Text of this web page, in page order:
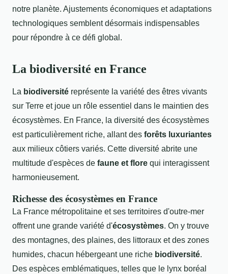
notre planète. Ajustements économiques et adaptations
technologiques semblent désormais indispensables
pour répondre à ce défi global.
La biodiversité en France
La biodiversité représente la variété des êtres vivants
sur Terre et joue un rôle essentiel dans le maintien des
écosystèmes. En France, la diversité des écosystèmes
est particulièrement riche, allant des forêts luxuriantes
aux milieux côtiers variés. Cette diversité abrite une
multitude d'espèces de faune et flore qui interagissent
harmonieusement.
Richesse des écosystèmes en France
La France métropolitaine et ses territoires d'outre-mer
offrent une grande variété d'écosystèmes. On y trouve
des montagnes, des plaines, des littoraux et des zones
humides, chacun hébergeant une riche biodiversité.
Des espèces emblématiques, telles que le lynx boréal